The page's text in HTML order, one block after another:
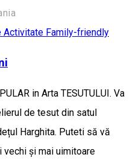
Activitate Family-friendly
in Arta TESUTULUI. Va
de tesut din satul
Harghita. Puteti să vă
vechi şi mai uimitoare